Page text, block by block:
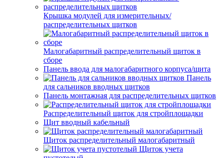
Крышка модулей для измерительных/
распределительных щитков
Малогабаритный распределительный щиток в
сборе
Панель ввода для малогабаритного корпуса/щита
Панель
для сальников вводных щитков
Панель монтажная для распределительных щитков
Распределительный щиток для стройплощадки
Щит вводный кабельный
Щиток распределительный малогабаритный
Щиток учета